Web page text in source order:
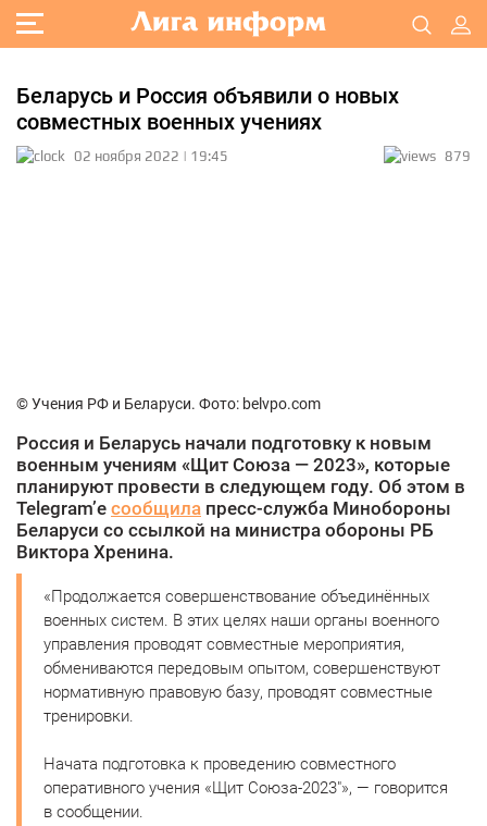
Беларусь и Россия объявили о новых
совместных военных учениях
02 ноября 2022 | 19:45 879
© Учения РФ и Беларуси. Фото: belvpo.com
Россия и Беларусь начали подготовку к новым
военным учениям «Щит Союза — 2023», которые
планируют провести в следующем году. Об этом в
Telegram’е сообщила пресс-служба Минобороны
Беларуси со ссылкой на министра обороны РБ
Виктора Хренина.
«Продолжается совершенствование объединённых
военных систем. В этих целях наши органы военного
управления проводят совместные мероприятия,
обмениваются передовым опытом, совершенствуют
нормативную правовую базу, проводят совместные
тренировки.
Начата подготовка к проведению совместного
оперативного учения «Щит Союза-2023″», — говорится
в сообщении.